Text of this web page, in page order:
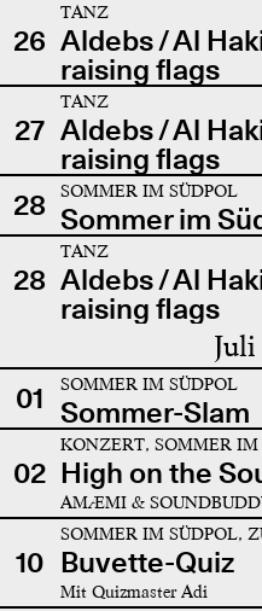
26
TANZ
Aldebs / Al
raising flags
27
TANZ
Aldebs / Al
raising flags
28
SOMMER IM SÜDPOL
Sommer im
28
TANZ
Aldebs / Al
raising flags
01 SOMMER IM SÜDPOL
Sommer-Slam
02
KONZERT, SOMMER IM
High on the
AMÆMI &
10
SOMMER IM SÜDPOL,
Buvette-Quiz
Mit Quizmaster Adi